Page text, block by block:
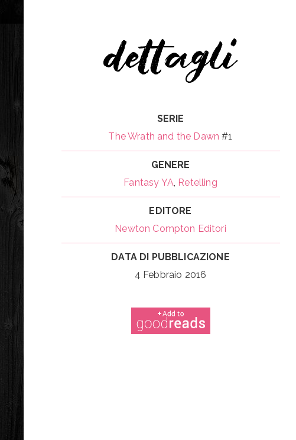
SERIE
The Wrath and the Dawn #1
GENERE
Fantasy YA, Retelling
EDITORE
Newton Compton Editori
DATA DI PUBBLICAZIONE
4 Febbraio 2016